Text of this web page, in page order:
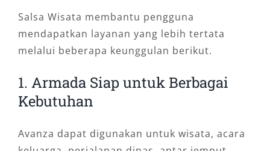
Salsa Wisata membantu pengguna
mendapatkan layanan yang lebih tertata
melalui beberapa keunggulan berikut.
1. Armada Siap untuk Berbagai
Kebutuhan
Avanza dapat digunakan untuk wisata, acara